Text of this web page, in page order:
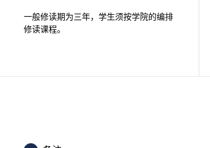
一般修读期为三年，学生须按学院的编排
修读课程。